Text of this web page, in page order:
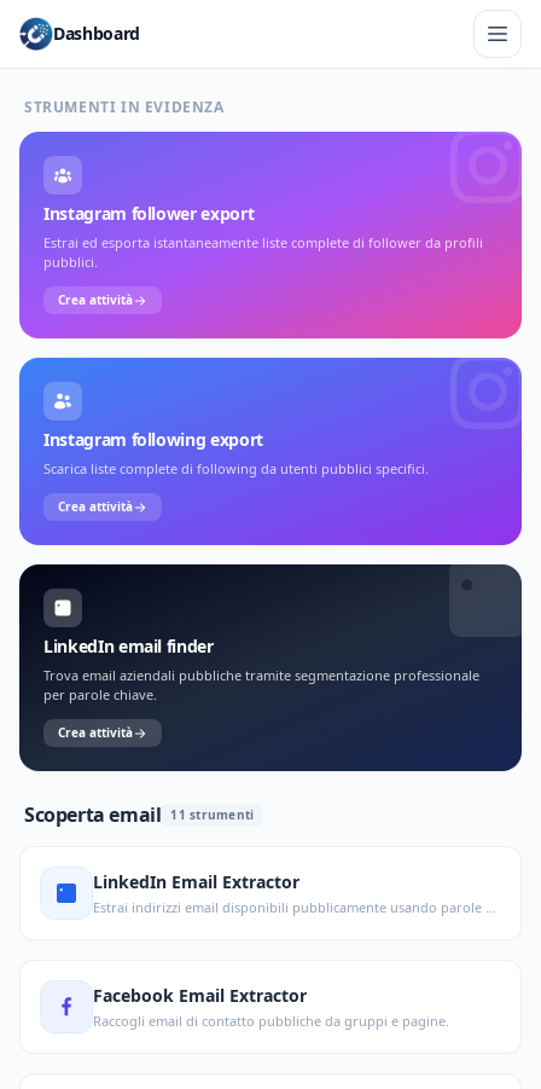
Dashboard
STRUMENTI IN EVIDENZA
Instagram follower export
Estrai ed esporta istantaneamente liste complete di follower da profili
pubblici.
Crea attività
Instagram following export
Scarica liste complete di following da utenti pubblici specifici.
Crea attività
LinkedIn email finder
Trova email aziendali pubbliche tramite segmentazione professionale
per parole chiave.
Crea attività
Scoperta email 11 strumenti
LinkedIn Email Extractor
Estrai indirizzi email disponibili pubblicamente usando parole chiave.
Facebook Email Extractor
Raccogli email di contatto pubbliche da gruppi e pagine.